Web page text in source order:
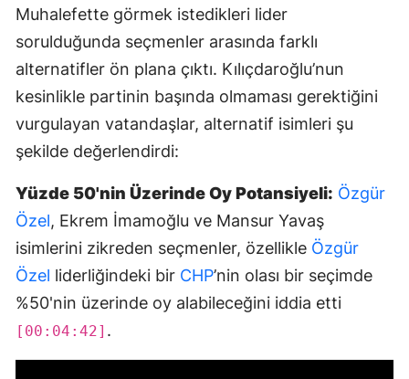
Muhalefette görmek istedikleri lider
sorulduğunda seçmenler arasında farklı
alternatifler ön plana çıktı. Kılıçdaroğlu’nun
kesinlikle partinin başında olmaması gerektiğini
vurgulayan vatandaşlar, alternatif isimleri şu
şekilde değerlendirdi:
Yüzde 50'nin Üzerinde Oy Potansiyeli: Özgür
Özel, Ekrem İmamoğlu ve Mansur Yavaş
isimlerini zikreden seçmenler, özellikle Özgür
Özel liderliğindeki bir CHP’nin olası bir seçimde
%50'nin üzerinde oy alabileceğini iddia etti
[00:04:42] .